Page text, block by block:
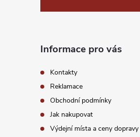
Informace pro vás
Kontakty
Reklamace
Obchodní podmínky
Jak nakupovat
Výdejní místa a ceny dopravy